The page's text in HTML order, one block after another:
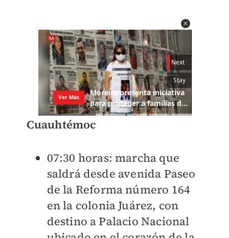
Cuauhtémoc
07:30 horas: marcha que
saldrá desde avenida Paseo
de la Reforma número 164
en la colonia Juárez, con
destino a Palacio Nacional